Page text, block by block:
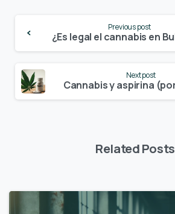
Reading
Previous post
Next post
Related Posts